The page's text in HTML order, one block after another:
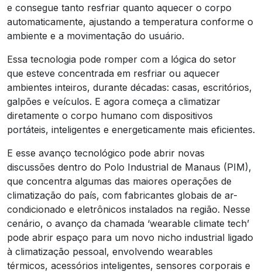
e consegue tanto resfriar quanto aquecer o corpo
automaticamente, ajustando a temperatura conforme o
ambiente e a movimentação do usuário.
Essa tecnologia pode romper com a lógica do setor
que esteve concentrada em resfriar ou aquecer
ambientes inteiros, durante décadas: casas, escritórios,
galpões e veículos. E agora começa a climatizar
diretamente o corpo humano com dispositivos
portáteis, inteligentes e energeticamente mais eficientes.
E esse avanço tecnológico pode abrir novas
discussões dentro do Polo Industrial de Manaus (PIM),
que concentra algumas das maiores operações de
climatização do país, com fabricantes globais de ar-
condicionado e eletrônicos instalados na região. Nesse
cenário, o avanço da chamada ‘wearable climate tech’
pode abrir espaço para um novo nicho industrial ligado
à climatização pessoal, envolvendo wearables
térmicos, acessórios inteligentes, sensores corporais e